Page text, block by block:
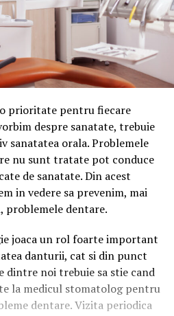
prioritate pentru fiecare
despre sanatate, trebuie
sanatatea orala. Problemele
nu sunt tratate pot conduce
de sanatate. Din acest
in vedere sa prevenim, mai
problemele dentare.
joaca un rol foarte important
danturii, cat si din punct
dintre noi trebuie sa stie cand
la medicul stomatolog pentru
dentare. Vizita periodica